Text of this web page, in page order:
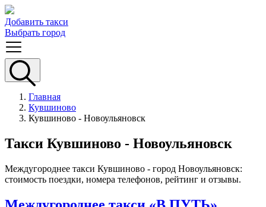
Добавить такси
Выбрать город
Главная
Кувшиново
Кувшиново - Новоульяновск
Такси Кувшиново - Новоульяновск
Междугороднее такси Кувшиново - город Новоульяновск:
стоимость поездки, номера телефонов, рейтинг и отзывы.